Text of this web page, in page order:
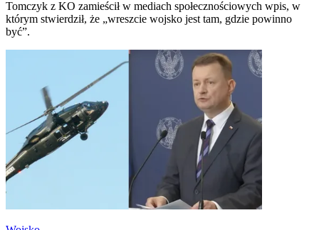
Tomczyk z KO zamieścił w mediach społecznościowych wpis, w
którym stwierdził, że „wreszcie wojsko jest tam, gdzie powinno
być”.